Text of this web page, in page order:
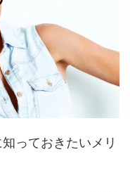
っておきたいメリ